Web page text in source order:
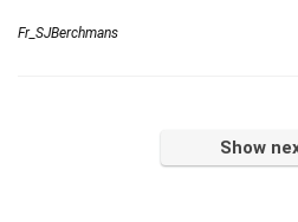
Fr_SJBerchmans
Show